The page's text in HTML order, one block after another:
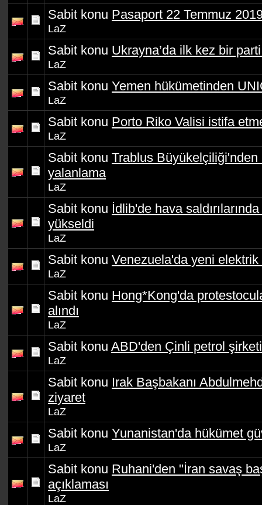
Sabit konu Pasaport 22 Temmuz
LaZ
Sabit konu Ukrayna’da ilk kez bir
LaZ
Sabit konu Yemen hükümetinden
LaZ
Sabit konu Porto Riko Valisi istifa
LaZ
Sabit konu Trablus Büyükelçiliği'nden
yalanlama
LaZ
Sabit konu İdlib'de hava
yükseldi
LaZ
Sabit konu Venezuela'da yeni
LaZ
Sabit konu Hong*Kong'da
alındı
LaZ
Sabit konu ABD'den Çinli petrol
LaZ
Sabit konu Irak Başbakanı
ziyaret
LaZ
Sabit konu Yunanistan'da hükümet
LaZ
Sabit konu Ruhani'den "İran savaş
açıklaması
LaZ